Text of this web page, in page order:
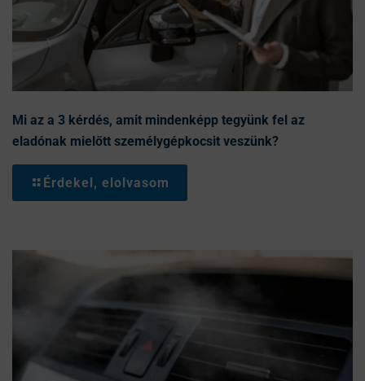
Mi az a 3 kérdés, amit mindenképp tegyünk fel az
eladónak mielőtt személygépkocsit veszünk?
Érdekel, elolvasom